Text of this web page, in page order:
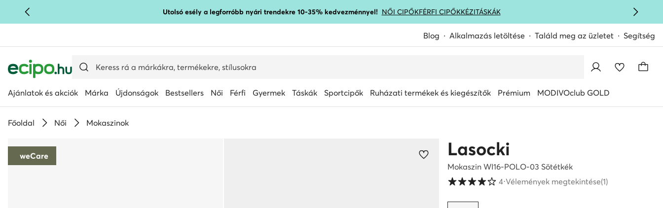
UGRÁS A FŐ TARTALOMRA Utolsó esély a legforróbb nyári trendekre 10-35% kedvezménnyel! NŐI CIPŐKFÉRFI CIPŐKKÉZITÁSKÁK
Blog Alkalmazás letöltése Találd meg az üzletet Segítség
Ajánlatok és akciók Márka Újdonságok Bestsellers Női Férfi Gyermek Táskák Sportcipők Ruházati termékek és kiegészítők Prémium MODIVOclub GOLD
Főoldal Női Mokaszinok
weCare Lasocki
Mokaszin WI16-POLO-03 Sötétkék
Vásárlói értékelések 1-5 skálán
4⋅Vélemények megtekintése(1)